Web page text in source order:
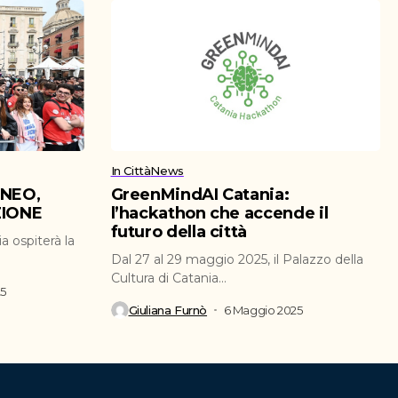
ospiterà la
In CittàNews
GreenMindAI Catania:
l’hackathon che accende il
futuro della città
Dal 27 al 29 maggio 2025, il Palazzo della
Cultura di Catania...
Giuliana Furnò 6 Maggio 2025